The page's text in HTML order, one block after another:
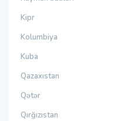
Kipr
Kolumbiya
Kuba
Qazaxıstan
Qətər
Qırğızıstan